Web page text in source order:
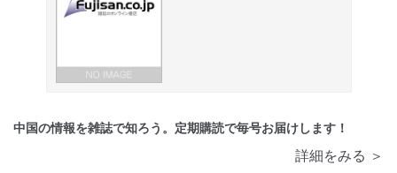
中国の情報を雑誌で知ろう。定期購読で毎号お届けします！
詳細をみる ＞